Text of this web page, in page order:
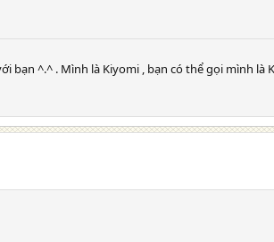
bạn ^.^ . Mình là Kiyomi , bạn có thể gọi mình là